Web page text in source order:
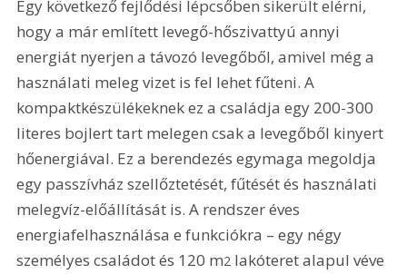
Egy következő fejlődési lépcsőben sikerült elérni,
hogy a már említett levegő-hőszivattyú annyi
energiát nyerjen a távozó levegőből, amivel még a
használati meleg vizet is fel lehet fűteni. A
kompaktkészülékeknek ez a családja egy 200-300
literes bojlert tart melegen csak a levegőből kinyert
hőenergiával. Ez a berendezés egymaga megoldja
egy passzívház szellőztetését, fűtését és használati
melegvíz-előállítását is. A rendszer éves
energiafelhasználása e funkciókra – egy négy
személyes családot és 120 m2 lakóteret alapul véve